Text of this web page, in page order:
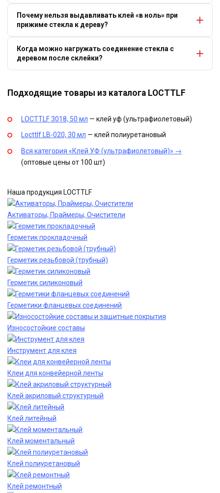
Почему нельзя выдавливать клей «в ноль» при
прижиме стекла к дереву?
Когда можно нагружать соединение стекла с
деревом после склейки?
Подходящие товары из каталога LOCTTLF
LOCTTLF 3018, 50 мл — клей уф (ультрафиолетовый)
Locttlf LB-020, 30 мл — клей полиуретановый
Вся категория «Клей УФ (ультрафиолетовый)» →
(оптовые цены от 100 шт)
Наша продукция LOCTTLF
Активаторы, Праймеры, Очистители
Герметик прокладочный
Герметик резьбовой (трубный)
Герметик силиконовый
Герметики фланцевых соединений
Износостойкие составы
Инструмент для клея
Клеи для конвейерной ленты
Клей акриловый структурный
Клей литейный
Клей моментальный
Клей полиуретановый
Клей ремонтный